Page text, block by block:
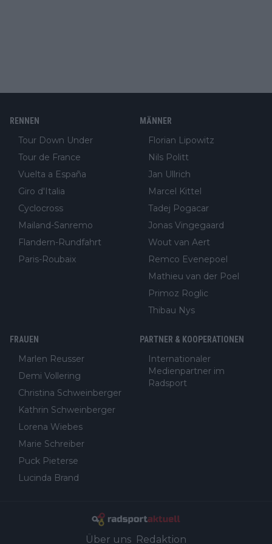
RENNEN
Tour Down Under
Tour de France
Vuelta a España
Giro d'Italia
Cyclocross
Mailand-Sanremo
Flandern-Rundfahrt
Paris-Roubaix
MÄNNER
Florian Lipowitz
Nils Politt
Jan Ullrich
Marcel Kittel
Tadej Pogacar
Jonas Vingegaard
Wout van Aert
Remco Evenepoel
Mathieu van der Poel
Primoz Roglic
Thibau Nys
FRAUEN
Marlen Reusser
Demi Vollering
Christina Schweinberger
Kathrin Schweinberger
Lorena Wiebes
Marie Schreiber
Puck Pieterse
Lucinda Brand
PARTNER & KOOPERATIONEN
Internationaler
Medienpartner im
Radsport
Über uns Redaktion